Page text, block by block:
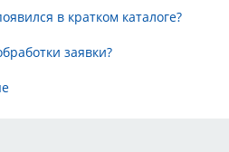
в кратком каталоге?
заявки?